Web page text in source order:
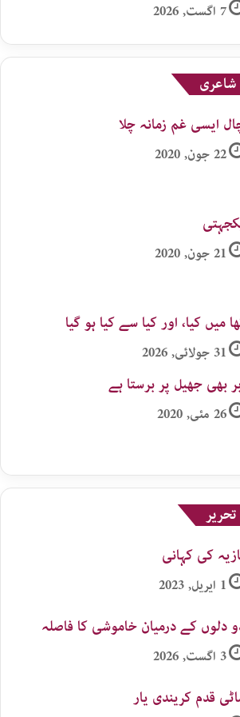
7 اگست, 2026
ایسی غم زمانہ چلا
22 جون, 2020
21 جون, 2020
میں کیا، اور کیا سے کیا ہو گیا
31 جولائی, 2026
بھی جھیل پر برستا ہے
26 مئی, 2020
کی کہانی
1 اپریل, 2023
دلوں کے درمیان خاموشی کا فاصلہ
3 اگست, 2026
قدم کریندی یار